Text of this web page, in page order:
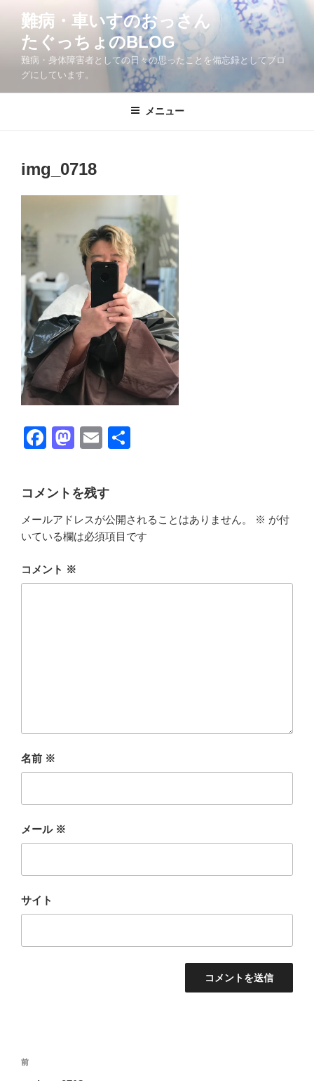
へ
難病・車いすのおっさん
たぐっちょのBLOG
難病・身体障害者としての日々の思ったことを備忘録としてブロ
グにしています。
メニュー
img_0718
F
c
e
b
o
o
M
st
o
d
o
n
E
ail
コメントを残す
メールアドレスが公開されることはありません。 ※ が付
いている欄は必須項目です
コメント ※
名前 ※
メール ※
サイト
投
前
前